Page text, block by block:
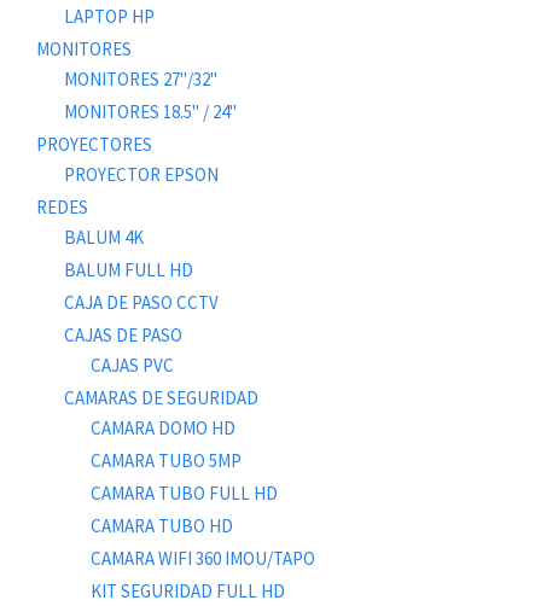
LAPTOP HP
MONITORES
MONITORES 27"/32"
MONITORES 18.5" / 24"
PROYECTORES
PROYECTOR EPSON
REDES
BALUM 4K
BALUM FULL HD
CAJA DE PASO CCTV
CAJAS DE PASO
CAJAS PVC
CAMARAS DE SEGURIDAD
CAMARA DOMO HD
CAMARA TUBO 5MP
CAMARA TUBO FULL HD
CAMARA TUBO HD
CAMARA WIFI 360 IMOU/TAPO
KIT SEGURIDAD FULL HD